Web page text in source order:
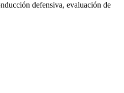
defensiva, evaluación de